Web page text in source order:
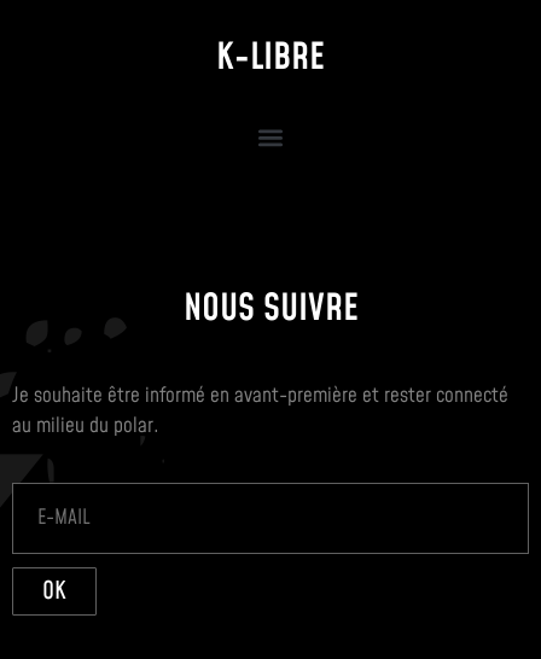
K-LIBRE
NOUS SUIVRE
Je souhaite être informé en avant-première et rester connecté
au milieu du polar.
OK